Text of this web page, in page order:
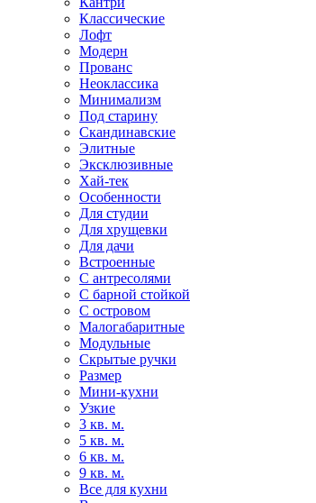
Классические
Лофт
Модерн
Прованс
Неоклассика
Минимализм
Под старину
Скандинавские
Элитные
Эксклюзивные
Хай-тек
Особенности
Для студии
Для хрущевки
Для дачи
Встроенные
С антресолями
С барной стойкой
С островом
Малогабаритные
Модульные
Скрытые ручки
Размер
Мини-кухни
Узкие
3 кв. м.
5 кв. м.
6 кв. м.
9 кв. м.
Все для кухни